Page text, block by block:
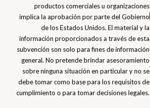
productos comerciales u organizaciones
implica la aprobación por parte del Gobierno
de los Estados Unidos. El material y la
información proporcionados a través de esta
subvención son solo para fines de información
general. No pretende brindar asesoramiento
sobre ninguna situación en particular y no se
debe tomar como base para los requisitos de
cumplimiento o para tomar decisiones legales.